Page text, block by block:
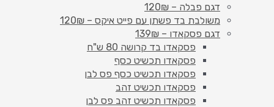
דגם פבלה – 120₪
משולבת בד פשתן עם פייט איקס – 120₪
דגם פסקאדו – 139₪
פסקאדו בד קרושה 80 ש"ח
פסקאדו תכשיט כסף
פסקאדו תכשיט כסף פס לבן
פסקאדו תכשיט זהב
פסקאדו תכשיט זהב פס לבן